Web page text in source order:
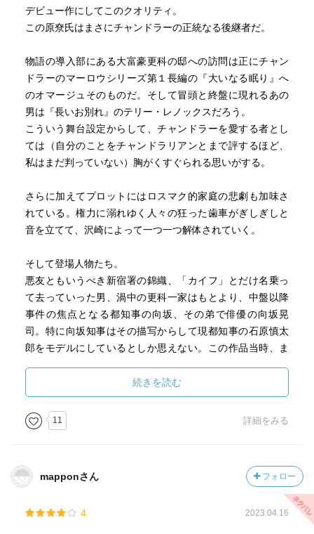
デビュー作にしてこのクオリティ。
この原尞氏はまさにチャンドラーの正統なる後継者だ。
物語の導入部にある大富豪更科の邸への訪問は正にチャン
ドラーのマーロウシリーズ第１長編の『大いなる眠り』へ
のオマージュそのものだ。そして冒頭と終盤に現れるあの
男は『長いお別れ』のテリー・レノックスだろう。
こういう舞台設定からして、チャンドラーを愛する者とし
ては（自分のことをチャンドラリアンとまで評するほど、
私はまだ判っていない）胸がくすぐられる思いがする。
さらに加えてプロットにはロスマク的家庭の悲劇も加味さ
れている。権力に溺れゆく人々の狂った歯車がぎしぎしと
音を立てて、沢崎によって一つ一つ解体されていく。
そして登場人物たち。
悪友ともいうべき新宿署の錦織、「カイフ」とだけ名乗っ
て去っていった男、渦中の更科一家はもとより、中盤以降
事件の焦点となる都知事の向坂、その弟で俳優の向坂晃
司。特に向坂知事はその描写からして現都知事の石原慎太
郎をモデルにしているとしか思えない。この作品当時、ま
まるで原氏はこうなる事を予見していたかのようだ。
しかし正直に云えば、双子の兄弟でありながらある事情で
苗字が違う仰木弁護士、失踪した佐伯を密かに慕う辰巳玲
の少ない脇役の方が妙に印象に残った。
とどめはかつての沢崎のパートナーだった渡辺。手紙のみ
の登場をしなかった彼が今後シリーズにどのように関わっ
てくるか、興味深い。
続きを読む
11 詳細をみる
mapponさん フォロー
4 2023.04.16